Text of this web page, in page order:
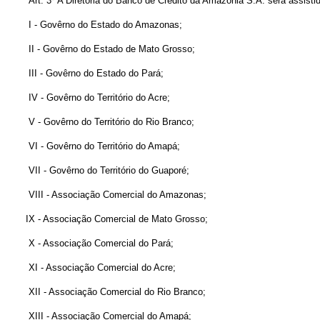
I - Govêrno do Estado do Amazonas;
II - Govêrno do Estado de Mato Grosso;
III - Govêrno do Estado do Pará;
IV - Govêrno do Território do Acre;
V - Govêrno do Território do Rio Branco;
VI - Govêrno do Território do Amapá;
VII - Govêrno do Território do Guaporé;
VIII - Associação Comercial do Amazonas;
IX - Associação Comercial de Mato Grosso;
X - Associação Comercial do Pará;
XI - Associação Comercial do Acre;
XII - Associação Comercial do Rio Branco;
XIII - Associação Comercial do Amapá;